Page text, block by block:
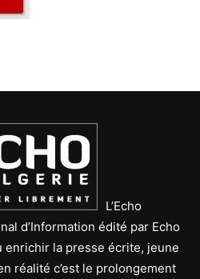
L’Echo
d’Information édité par Echo
enrichir la presse écrite, jeune
réalité c’est le prolongement